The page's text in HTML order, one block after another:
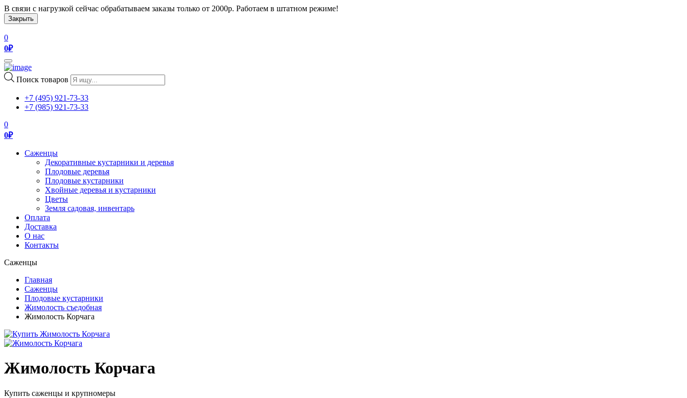
В связи с нагрузкой сейчас обрабатываем заказы только от 2000р. Работаем в штатном режиме!
Закрыть
0
0₽
Toggle
navigation
Поиск товаров
+7 (495) 921-73-33
+7 (985) 921-73-33
0
0₽
Саженцы
Декоративные кустарники и деревья
Плодовые деревья
Плодовые кустарники
Хвойные деревья и кустарники
Цветы
Земля садовая, инвентарь
Оплата
Доставка
О нас
Контакты
Саженцы
Главная
Саженцы
Плодовые кустарники
Жимолость съедобная
Жимолость Корчага
Жимолость Корчага
Купить саженцы и крупномеры